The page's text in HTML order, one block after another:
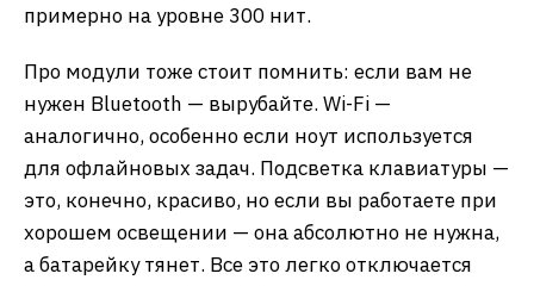
примерно на уровне 300 нит.
Про модули тоже стоит помнить: если вам не
нужен Bluetooth — вырубайте. Wi-Fi —
аналогично, особенно если ноут используется
для офлайновых задач. Подсветка клавиатуры —
это, конечно, красиво, но если вы работаете при
хорошем освещении — она абсолютно не нужна,
а батарейку тянет. Все это легко отключается